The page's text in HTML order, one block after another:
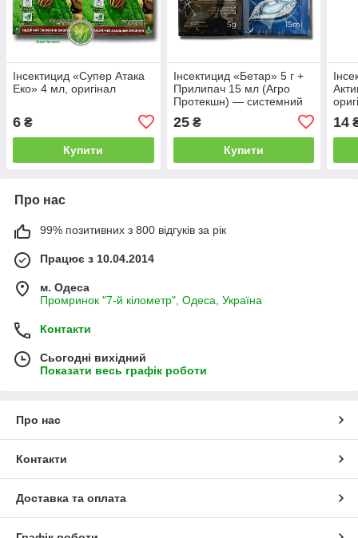
Інсектицид «Супер Атака
Еко» 4 мл, оригінал
6 ₴
Купити
Інсектицид «Бетар» 5 г +
Прилипач 15 мл (Агро
Протекшн) — системний
білокрилки, попелиці та
інших шкідників
25₴
Купити
14
Про нас
99% позитивних з 800 відгуків за рік
Працює з 10.04.2014
м. Одеса
Промринок "7-й кілометр", Одеса, Україна
Контакти
Сьогодні вихідний
Показати весь графік роботи
Про нас
Контакти
Доставка та оплата